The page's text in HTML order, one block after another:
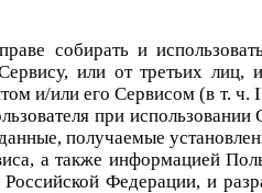
собирать и
или от третьих
и/или его Сервисом (в т. ч.
при
получаемые
а также информацией
Федерации, и